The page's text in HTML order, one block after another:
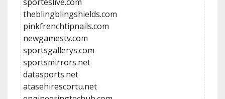
theblingblingshields.com
pinkfrenchtipnails.com
newgamestv.com
sportsgallerys.com
sportsmirrors.net
datasports.net
atasehirescortu.net